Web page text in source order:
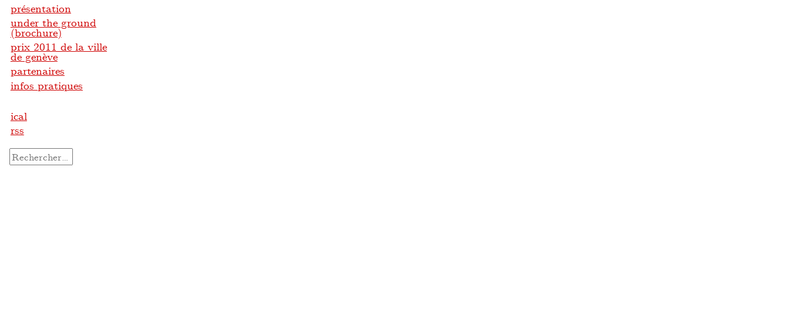
présentation
under the ground
(brochure)
prix 2011 de la ville
de genève
partenaires
infos pratiques
ical
rss
Rechercher :